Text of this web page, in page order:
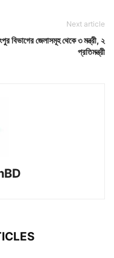
Next article
বিভাগের জেলাসমূহ থেকে ৩ মন্ত্রী, ২
প্রতিমন্ত্রী